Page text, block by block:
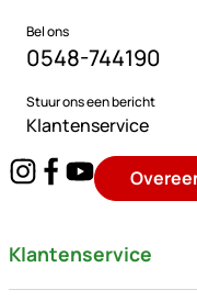
Bel ons
0548-744190
Stuur ons een bericht
Klantenservice
Klantenservice